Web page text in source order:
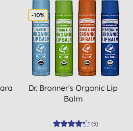
-10%
Dr. Bronner's Organic Lip
Balm
(5)